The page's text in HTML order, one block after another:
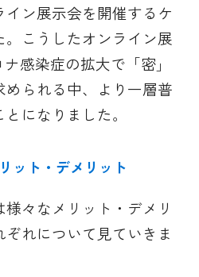
ン展示会を開催するケ
こうしたオンライン展
感染症の拡大で「密」
られる中、より一層普
になりました。
ット・デメリット
々なメリット・デメリ
れについて見ていきま